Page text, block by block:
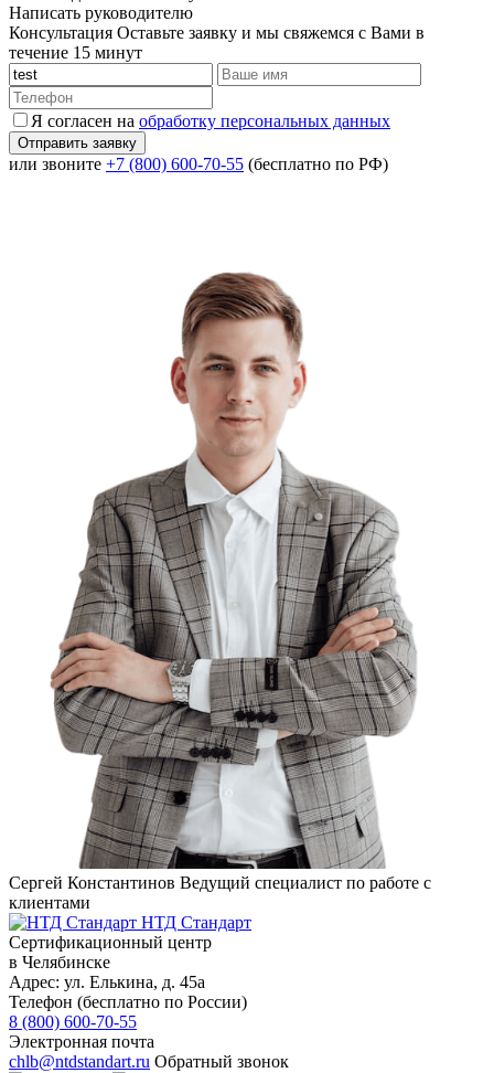
Написать руководителю
Консультация Оставьте заявку и мы свяжемся с Вами в
течение 15 минут
Я согласен на обработку персональных данных
или звоните +7 (800) 600-70-55 (бесплатно по РФ)
Сергей Константинов Ведущий специалист по работе с
клиентами
НТД Стандарт
Сертификационный центр
в Челябинске
Адрес: ул. Елькина, д. 45а
Телефон (бесплатно по России)
8 (800) 600-70-55
Электронная почта
chlb@ntdstandart.ru Обратный звонок